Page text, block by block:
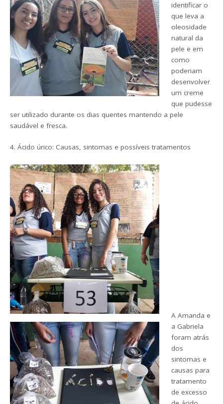
identificar o
que leva a
oleosidade
natural da
pele e em
como
poderiam
desenvolver
um creme
que pudesse
ser utilizado durante os dias quentes mantendo a pele
saudável e fresca.
4. Ácido úrico: Causas, sintomas e possíveis tratamentos
A Amanda e
a Gabriela
foram atrás
dos
sintomas e
causas para
tratamento
de excesso